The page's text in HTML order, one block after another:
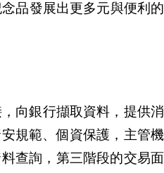
品發展出更多元與便利的
向銀行擷取資料，提供消
規範、個資保護，主管機
查詢，第三階段的交易面